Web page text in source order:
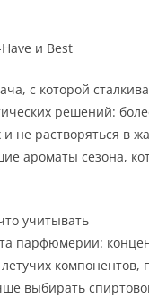
и Best
с которой
решений:
не растворяться в
ароматы сезона,
учитывать
парфюмерии:
компонентов,
выбирать